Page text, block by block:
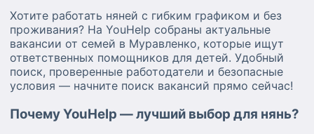
Хотите работать няней с гибким графиком и без
проживания? На YouHelp собраны актуальные
вакансии от семей в Муравленко, которые ищут
ответственных помощников для детей. Удобный
поиск, проверенные работодатели и безопасные
условия — начните поиск вакансий прямо сейчас!
Почему YouHelp — лучший выбор для нянь?